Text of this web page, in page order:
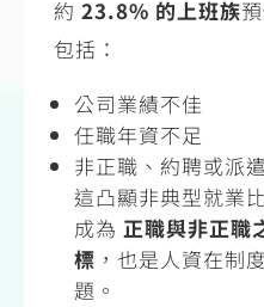
約 23.8% 的上班族
包括：
公司業績不佳
任職年資不足
非正職、約聘或派
這凸顯非典型就業
成為 正職與非正職
標 ，也是人資在制
題。